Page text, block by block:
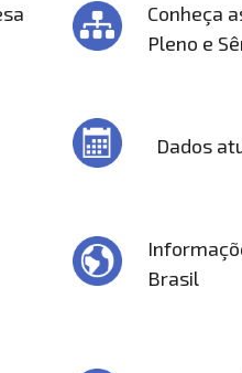
Conheça
Pleno e
Dados
Brasil